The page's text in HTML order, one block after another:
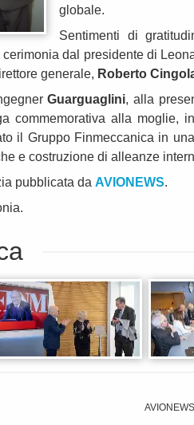
globale.
Sentimenti di
dal presidente di
generale, Roberto
Guarguaglini, alla
commemorativa alla moglie,
il Gruppo Finmeccanica in
e costruzione di alleanze
pubblicata da AVIONEWS.